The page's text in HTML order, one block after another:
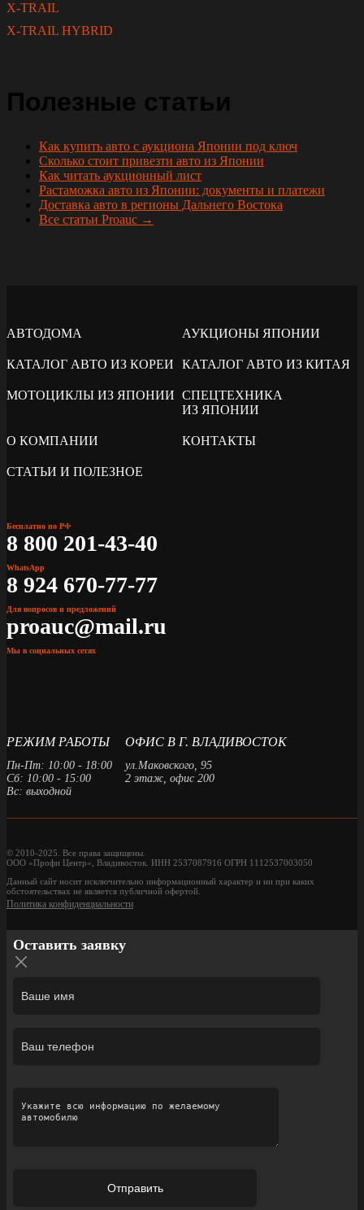
X-TRAIL
X-TRAIL HYBRID
Полезные статьи
Как купить авто с аукциона Японии под ключ
Сколько стоит привезти авто из Японии
Как читать аукционный лист
Растаможка авто из Японии: документы и платежи
Доставка авто в регионы Дальнего Востока
Все статьи Proauc →
АВТОДОМА АУКЦИОНЫ ЯПОНИИ
КАТАЛОГ АВТО ИЗ КОРЕИ КАТАЛОГ АВТО ИЗ КИТАЯ
МОТОЦИКЛЫ ИЗ ЯПОНИИ СПЕЦТЕХНИКА
ИЗ ЯПОНИИ
О КОМПАНИИ КОНТАКТЫ
СТАТЬИ И ПОЛЕЗНОЕ
Бесплатно по РФ
8 800 201-43-40
WhatsApp
8 924 670-77-77
Для вопросов и предложений
proauc@mail.ru
Мы в социальных сетях
РЕЖИМ РАБОТЫ
Пн-Пт: 10:00 - 18:00
Сб: 10:00 - 15:00
Вс: выходной
ОФИС В Г. ВЛАДИВОСТОК
ул.Маковского, 95
2 этаж, офис 200
© 2010-2025. Все права защищены.
ООО «Профи Центр», Владивосток. ИНН 2537087916 ОГРН 1112537003050
Данный сайт носит исключительно информационный характер и ни при каких
обстоятельствах не является публичной офертой.
Политика конфиденциальности
Оставить заявку